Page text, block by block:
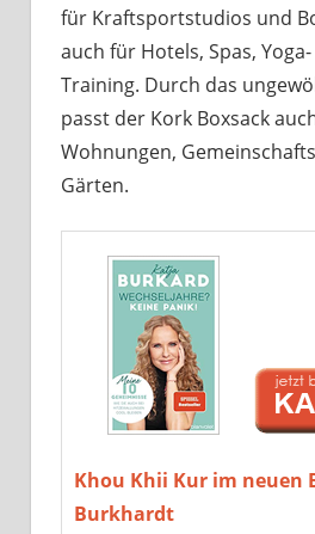
für Kraftsportstudios und
auch für Hotels, Spas,
Training. Durch das
passt der Kork Boxsack
Wohnungen,
Gärten.
Khou Khii Kur im neuen
Burkhardt